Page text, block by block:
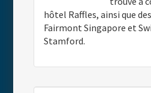
hôtel Raffles, ainsi que
Fairmont Singapore et
Stamford.